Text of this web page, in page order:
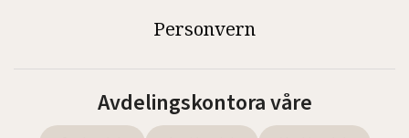
Personvern
Avdelingskontora våre